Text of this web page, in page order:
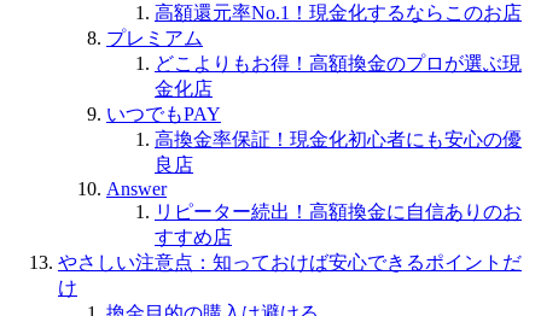
高額還元率No.1！現金化するならこのお店
プレミアム
どこよりもお得！高額換金のプロが選ぶ現
金化店
いつでもPAY
高換金率保証！現金化初心者にも安心の優
良店
Answer
リピーター続出！高額換金に自信ありのお
すすめ店
やさしい注意点：知っておけば安心できるポイントだ
け